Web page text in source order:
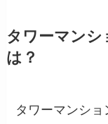
タワーマンシ
は？
タワーマンシ